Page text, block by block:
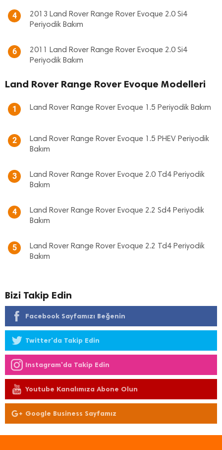
4
2013 Land Rover Range Rover Evoque 2.0 Si4
Periyodik Bakım
6
2011 Land Rover Range Rover Evoque 2.0 Si4
Periyodik Bakım
Land Rover Range Rover Evoque Modelleri
1 Land Rover Range Rover Evoque 1.5 Periyodik Bakım
2
Land Rover Range Rover Evoque 1.5 PHEV Periyodik
Bakım
3
Land Rover Range Rover Evoque 2.0 Td4 Periyodik
Bakım
4
Land Rover Range Rover Evoque 2.2 Sd4 Periyodik
Bakım
5
Land Rover Range Rover Evoque 2.2 Td4 Periyodik
Bakım
Bizi Takip Edin
Facebook Sayfamızı Beğenin
Twitter'da Takip Edin
Instagram'da Takip Edin
Youtube Kanalımıza Abone Olun
Google Business Sayfamız